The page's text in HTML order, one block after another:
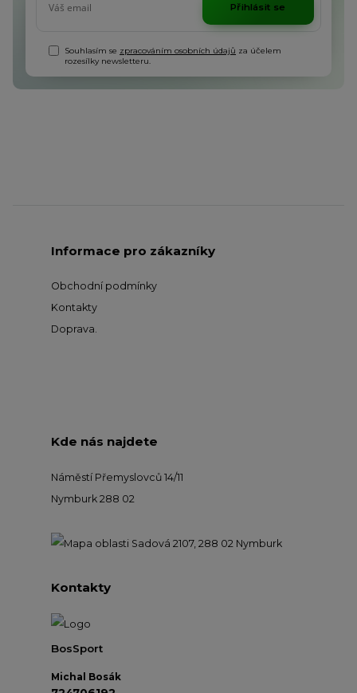
Přihlásit se
Souhlasím se zpracováním osobních údajů za účelem
rozesílky newsletteru.
Informace pro zákazníky
Obchodní podmínky
Kontakty
Doprava.
Kde nás najdete
Náměstí Přemyslovců 14/11
Nymburk 288 02
Kontakty
BosSport
Michal Bosák